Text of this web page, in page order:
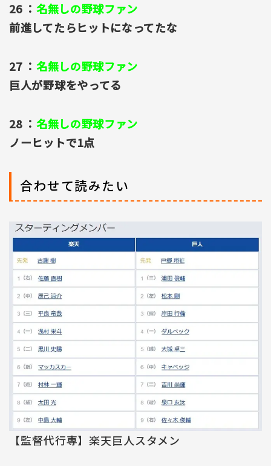
26 ： 名無しの野球ファン
前進してたらヒットになってたな
27 ： 名無しの野球ファン
巨人が野球をやってる
28 ： 名無しの野球ファン
ノーヒットで1点
合わせて読みたい
【監督代行専】楽天巨人スタメン